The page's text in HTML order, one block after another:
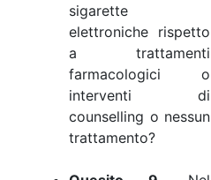
sigarette
elettroniche rispetto
a trattamenti
farmacologici o
interventi di
counselling o nessun
trattamento?